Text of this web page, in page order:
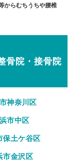
からむちうちや腰椎
骨院・接骨院
神奈川区
市中区
保土ケ谷区
市金沢区